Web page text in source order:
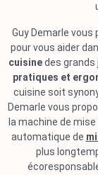
Guy Demarle
pour vous aider
cuisinedes grands
pratiques et
cuisine soit
Demarle vous
la machine de
automatique de
plus